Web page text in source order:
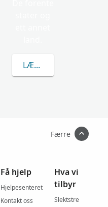
LÆR MER OM
Færre
Få hjelp
Hjelpesenteret
Kontakt oss
Hva vi
tilbyr
Slektstre